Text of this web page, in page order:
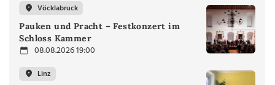
Vöcklabruck
Pauken und Pracht – Festkonzert im
Schloss Kammer
08.08.2026 19:00
Linz